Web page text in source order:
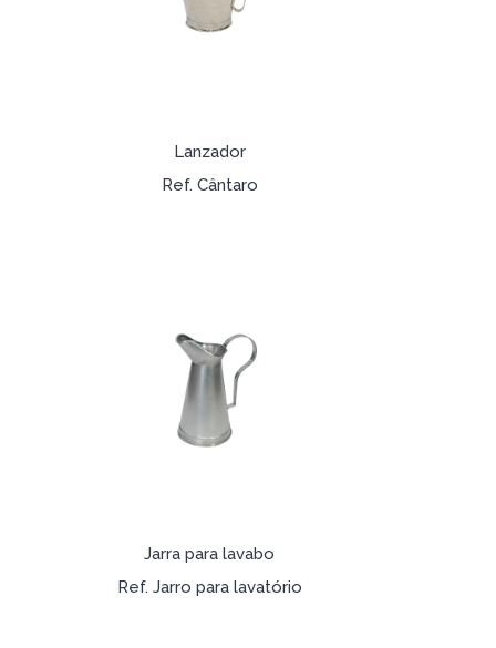
Lanzador
Ref. Cântaro
Jarra para lavabo
Ref. Jarro para lavatório